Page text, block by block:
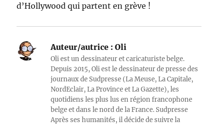
d’Hollywood qui partent en grève !
Auteur/autrice : Oli
Oli est un dessinateur et caricaturiste belge.
Depuis 2015, Oli est le dessinateur de presse des
journaux de Sudpresse (La Meuse, La Capitale,
NordEclair, La Province et La Gazette), les
quotidiens les plus lus en région francophone
belge et dans le nord de la France. Sudpresse
Après ses humanités, il décide de suivre la